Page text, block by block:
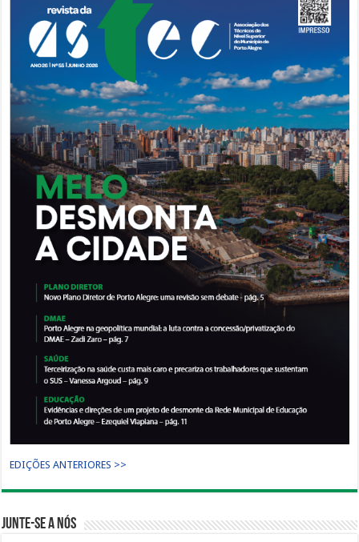
EDIÇÕES ANTERIORES >>
Junte-se a nós